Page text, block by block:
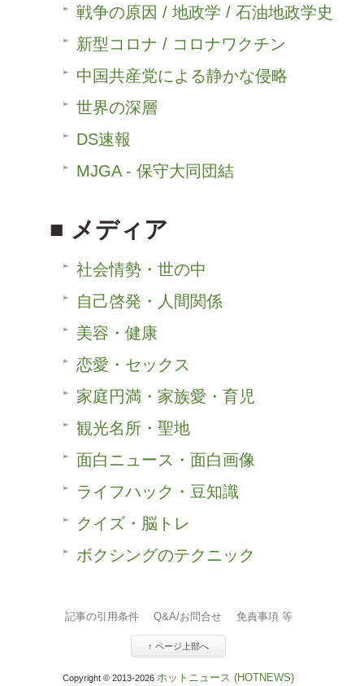
戦争の原因 / 地政学 / 石油地政学史
新型コロナ / コロナワクチン
中国共産党による静かな侵略
世界の深層
DS速報
MJGA - 保守大同団結
メディア
社会情勢・世の中
自己啓発・人間関係
美容・健康
恋愛・セックス
家庭円満・家族愛・育児
観光名所・聖地
面白ニュース・面白画像
ライフハック・豆知識
クイズ・脳トレ
ボクシングのテクニック
記事の引用条件 Q&A/お問合せ 免責事項 等
↑ ページ上部へ
Copyright © 2013-2026 ホットニュース (HOTNEWS)